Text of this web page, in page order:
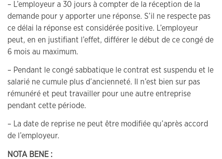
– L’employeur a 30 jours à compter de la réception de la
demande pour y apporter une réponse. S’il ne respecte pas
ce délai la réponse est considérée positive. L’employeur
peut, en en justifiant l’effet, différer le début de ce congé de
6 mois au maximum.
– Pendant le congé sabbatique le contrat est suspendu et le
salarié ne cumule plus d’ancienneté. Il n’est bien sur pas
rémunéré et peut travailler pour une autre entreprise
pendant cette période.
– La date de reprise ne peut être modifiée qu’après accord
de l’employeur.
NOTA BENE :